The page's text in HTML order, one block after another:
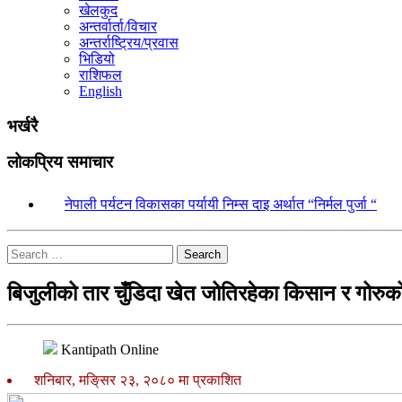
खेलकुद
अन्तर्वार्ता/विचार
अन्तर्राष्ट्रिय/प्रवास
भिडियो
राशिफल
English
भर्खरै
लोकप्रिय समाचार
नेपाली पर्यटन विकासका पर्यायी निम्स दाइ अर्थात “निर्मल पुर्जा “
Search
बिजुलीको तार चुँडिदा खेत जोतिरहेका किसान र
Kantipath Online
शनिबार, मङि्सर २३, २०८० मा प्रकाशित